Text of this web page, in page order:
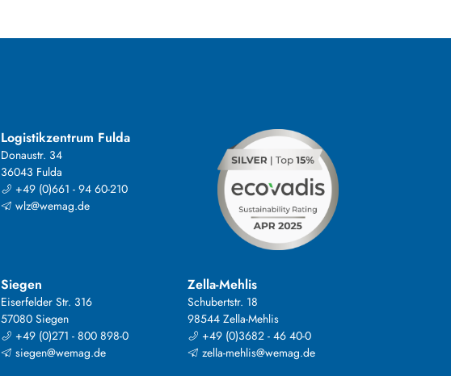
Logistikzentrum Fulda
Donaustr. 34
36043 Fulda
+49 (0)661 - 94 60-210
wlz@wemag.de
Siegen
Eiserfelder Str. 316
57080 Siegen
+49 (0)271 - 800 898-0
siegen@wemag.de
Zella-Mehlis
Schubertstr. 18
98544 Zella-Mehlis
+49 (0)3682 - 46 40-0
zella-mehlis@wemag.de